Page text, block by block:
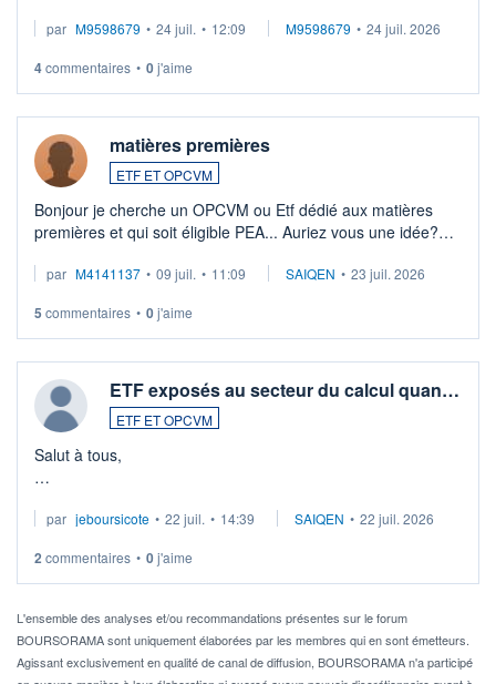
veux procéder à la vente, on me signale ...
par M9598679 • 24 juil. • 12:09 M9598679 • 24 juil. 2026
4commentaires • 0j'aime
matières premières
ETF ET OPCVM
Bonjour je cherche un OPCVM ou Etf dédié aux matières
premières et qui soit éligible PEA... Auriez vous une idée?
par M4141137 • 09 juil. • 11:09 SAIQEN • 23 juil. 2026
5 commentaires • 0j'aime
ETF exposés au secteur du calcul quan…
ETF ET OPCVM
Salut à tous,
via un ETF plutôt que des actions individuelles.
Idéalement, je voudrais qu'il soit éligible au PEA.
Pour l' ...
par jeboursicote • 22 juil. • 14:39 SAIQEN • 22 juil. 2026
2 commentaires • 0j'aime
L'ensemble des analyses et/ou recommandations présentes sur le forum
BOURSORAMA sont uniquement élaborées par les membres qui en sont émetteurs.
Agissant exclusivement en qualité de canal de diffusion, BOURSORAMA n'a participé